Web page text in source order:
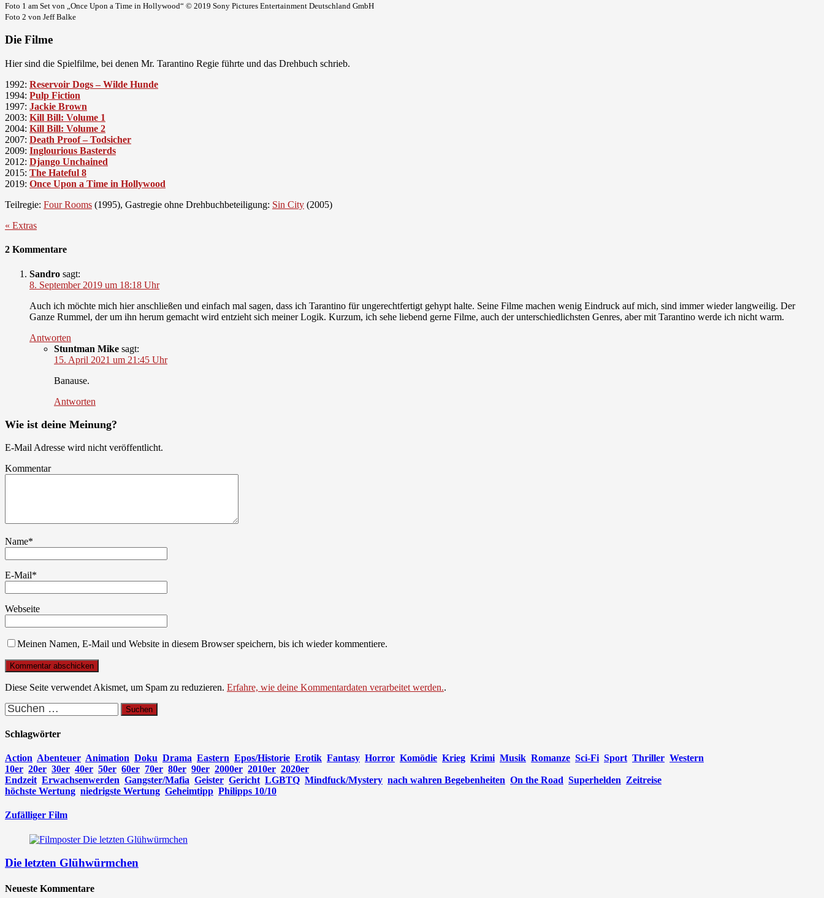
Foto 1 am Set von „Once Upon a Time in Hollywood“ © 2019 Sony Pictures Entertainment Deutschland GmbH
Foto 2 von Jeff Balke
Die Filme
Hier sind die Spielfilme, bei denen Mr. Tarantino Regie führte und das Drehbuch schrieb.
1992: Reservoir Dogs – Wilde Hunde
1994: Pulp Fiction
1997: Jackie Brown
2003: Kill Bill: Volume 1
2004: Kill Bill: Volume 2
2007: Death Proof – Todsicher
2009: Inglourious Basterds
2012: Django Unchained
2015: The Hateful 8
2019: Once Upon a Time in Hollywood
Teilregie: Four Rooms (1995), Gastregie ohne Drehbuchbeteiligung: Sin City (2005)
« Extras
2 Kommentare
Sandro sagt:
8. September 2019 um 18:18 Uhr
Auch ich möchte mich hier anschließen und einfach mal sagen, dass ich Tarantino für ungerechtfertigt gehypt halte. Seine Filme machen wenig Eindruck auf mich, sind immer wieder langweilig. Der
Ganze Rummel, der um ihn herum gemacht wird entzieht sich meiner Logik. Kurzum, ich sehe liebend gerne Filme, auch der unterschiedlichsten Genres, aber mit Tarantino werde ich nicht warm.
Antworten
Stuntman Mike sagt:
15. April 2021 um 21:45 Uhr
Banause.
Antworten
Wie ist deine Meinung?
E-Mail Adresse wird nicht veröffentlicht.
Kommentar
Name*
E-Mail*
Webseite
Meinen Namen, E-Mail und Website in diesem Browser speichern, bis ich wieder kommentiere.
Diese Seite verwendet Akismet, um Spam zu reduzieren. Erfahre, wie deine Kommentardaten verarbeitet werden..
Suchen
nach:
Schlagwörter
Action Abenteuer Animation Doku Drama Eastern Epos/Historie Erotik Fantasy Horror Komödie Krieg Krimi Musik Romanze Sci-Fi Sport Thriller Western
10er 20er 30er 40er 50er 60er 70er 80er 90er 2000er 2010er 2020er
Endzeit Erwachsenwerden Gangster/Mafia Geister Gericht LGBTQ Mindfuck/Mystery nach wahren Begebenheiten On the Road Superhelden Zeitreise
höchste Wertung niedrigste Wertung Geheimtipp Philipps 10/10
Zufälliger Film
Die letzten Glühwürmchen
Neueste Kommentare